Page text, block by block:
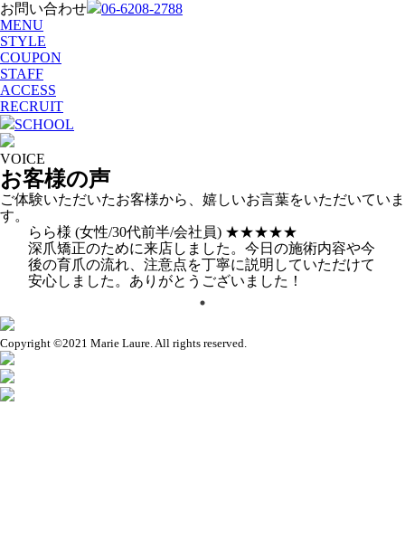
お問い合わせ
06-6208-2788
MENU
STYLE
COUPON
STAFF
ACCESS
RECRUIT
SCHOOL
VOICE
お客様の声
ご体験いただいたお客様から、嬉しいお言葉をいただいていま
す。
らら様 (女性/30代前半/会社員) ★★★★★
深爪矯正のために来店しました。今日の施術内容や今
後の育爪の流れ、注意点を丁寧に説明していただけて
安心しました。ありがとうございました！
Copyright ©2021 Marie Laure. All rights reserved.